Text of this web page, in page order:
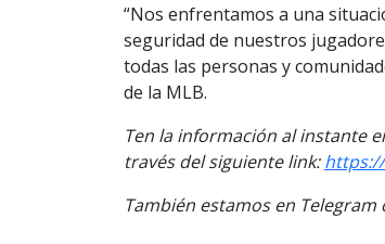
“Nos enfrentamos a una
seguridad de nuestros
todas las personas y
de la MLB.
Ten la información al instante
través del siguiente link:https://
También estamos en